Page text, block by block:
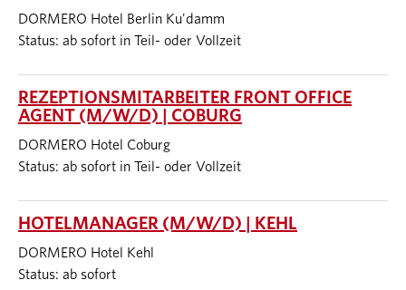
DORMERO Hotel Berlin Ku'damm
Status: ab sofort in Teil- oder Vollzeit
REZEPTIONSMITARBEITER FRONT OFFICE
AGENT (M/W/D) | COBURG
DORMERO Hotel Coburg
Status: ab sofort in Teil- oder Vollzeit
HOTELMANAGER (M/W/D) | KEHL
DORMERO Hotel Kehl
Status: ab sofort